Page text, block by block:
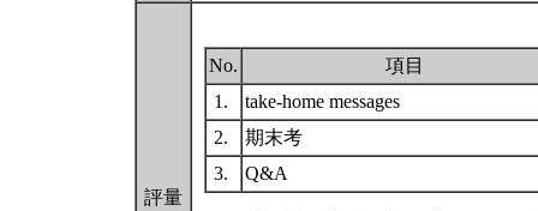
評量
No.
項目
1.
take-home messages
2.
期末考
3.
Q&A